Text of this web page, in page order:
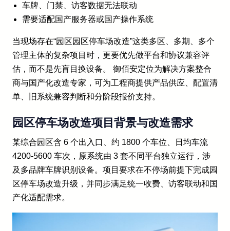
车牌、门禁、访客数据无法联动
需要适配国产服务器或国产操作系统
当现场存在“园区园区停车场改造”这类多区、多期、多个
管理主体的复杂项目时，更要优先做平台和协议兼容评
估，而不是先盲目换设备。 御佰安定位为解决方案整合
商与国产化改造专家，可为工程商提供产品供应、配置清
单、旧系统兼容判断和分阶段报价支持。
园区停车场改造项目背景与改造需求
某综合园区含 6 个出入口、约 1800 个车位、日均车流
4200-5600 车次，原系统由 3 套不同平台独立运行，涉
及多品牌车牌识别设备。项目要求在不停场前提下完成园
区停车场改造升级，并同步满足统一收费、访客联动和国
产化适配需求。